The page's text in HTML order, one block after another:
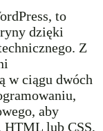
to
dzięki
Z
w ciągu dwóch
aby
HTML lub CSS,